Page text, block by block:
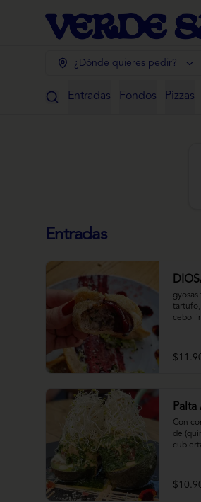
¿Dónde quieres pedir?
Entradas Fondos Pizzas
Entradas
tartufo,
Palta
Con
de